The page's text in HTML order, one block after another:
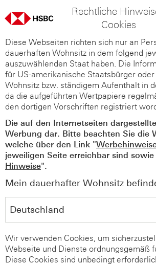
Rechtliche
Cookies
Diese Webseiten richten sich nur an
dauerhaften Wohnsitz in dem folgend
auszuwählenden Staat haben. Die
für US-amerikanische Staatsbürger
Wohnsitz bzw. ständigem Aufenthalt in
da die aufgeführten Wertpapiere
den dortigen Vorschriften registriert
Die auf den Internetseiten
Werbung dar. Bitte beachten Sie die
welche über den Link "
jeweiligen Seite erreichbar sind sowie
Hinweise".
Mein dauerhafter Wohnsitz
Wir verwenden Cookies, um
Webseite und Dienste ordnungsgemäß
Diese Cookies sind unbedingt